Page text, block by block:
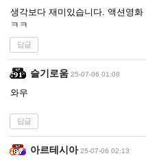
생각보다 재미있습니다. 액션영
ㅋㅋ
답글
슬기로움 25-07-06 01:08
와우
답글
아르테시아 25-07-06 02:13